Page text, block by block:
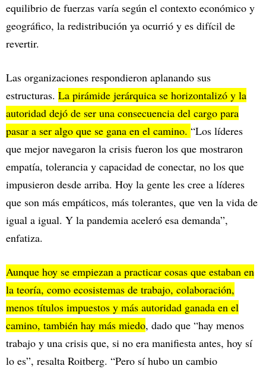
equilibrio de fuerzas varía según el contexto económico y
geográfico, la redistribución ya ocurrió y es difícil de
revertir.
Las organizaciones respondieron aplanando sus
estructuras. La pirámide jerárquica se horizontalizó y la
autoridad dejó de ser una consecuencia del cargo para
pasar a ser algo que se gana en el camino. “Los líderes
que mejor navegaron la crisis fueron los que mostraron
empatía, tolerancia y capacidad de conectar, no los que
impusieron desde arriba. Hoy la gente les cree a líderes
que son más empáticos, más tolerantes, que ven la vida de
igual a igual. Y la pandemia aceleró esa demanda”,
enfatiza.
Aunque hoy se empiezan a practicar cosas que estaban en
la teoría, como ecosistemas de trabajo, colaboración,
menos títulos impuestos y más autoridad ganada en el
camino, también hay más miedo, dado que “hay menos
trabajo y una crisis que, si no era manifiesta antes, hoy sí
lo es”, resalta Roitberg. “Pero sí hubo un cambio